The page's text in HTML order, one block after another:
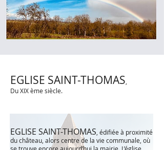
EGLISE SAINT-THOMAS
Du XIX ème siècle.
EGLISE SAINT-THOMAS , édifiée à proximité
du château, alors centre de la vie communale, où